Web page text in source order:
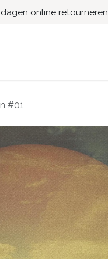
dagen online retourneren
#01